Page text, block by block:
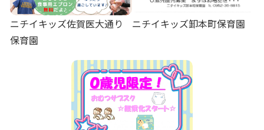
ニチイキッズ佐賀医大通り
保育園
ニチイキッズ卸本町保育園